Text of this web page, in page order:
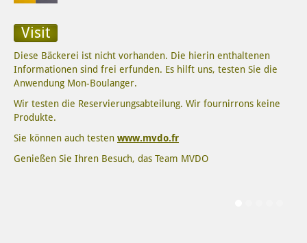
Visit
Diese Bäckerei ist nicht vorhanden. Die hierin enthaltenen
Informationen sind frei erfunden. Es hilft uns, testen Sie die
Anwendung Mon-Boulanger.
Wir testen die Reservierungsabteilung. Wir fournirrons keine
Produkte.
Sie können auch testen www.mvdo.fr
Genießen Sie Ihren Besuch, das Team MVDO